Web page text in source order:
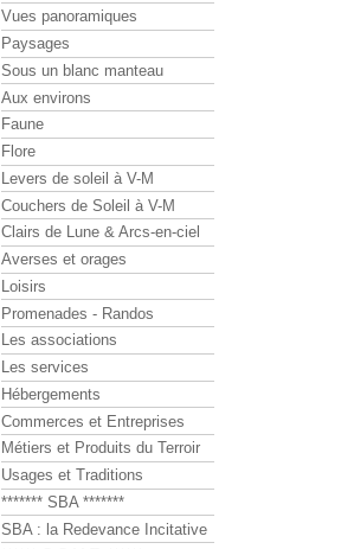
Vues panoramiques
Paysages
Sous un blanc manteau
Aux environs
Faune
Flore
Levers de soleil à V-M
Couchers de Soleil à V-M
Clairs de Lune & Arcs-en-ciel
Averses et orages
Loisirs
Promenades - Randos
Les associations
Les services
Hébergements
Commerces et Entreprises
Métiers et Produits du Terroir
Usages et Traditions
******* SBA *******
SBA : la Redevance Incitative